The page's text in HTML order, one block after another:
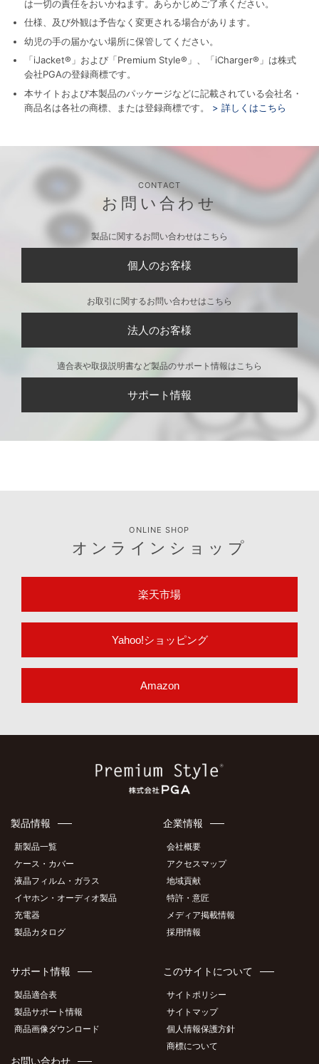
は一切の責任をおいかねます。あらかじめご了承ください。
仕様、及び外観は予告なく変更される場合があります。
幼児の手の届かない場所に保管してください。
「iJacket®」および「Premium Style®」、「iCharger®」は株式
会社PGAの登録商標です。
本サイトおよび本製品のパッケージなどに記載されている会社名・
商品名は各社の商標、または登録商標です。
> 詳しくはこちら
CONTACT
お問い合わせ
製品に関するお問い合わせはこちら
個人のお客様
お取引に関するお問い合わせはこちら
法人のお客様
適合表や取扱説明書など製品のサポート情報はこちら
サポート情報
ONLINE SHOP
オンラインショップ
楽天市場
Yahoo!ショッピング
Amazon
製品情報
新製品一覧
ケース・カバー
液晶フィルム・ガラス
イヤホン・オーディオ製品
充電器
製品カタログ
企業情報
会社概要
アクセスマップ
地域貢献
特許・意匠
メディア掲載情報
採用情報
サポート情報
製品適合表
製品サポート情報
商品画像ダウンロード
お問い合わせ
このサイトについて
サイトポリシー
サイトマップ
個人情報保護方針
商標について